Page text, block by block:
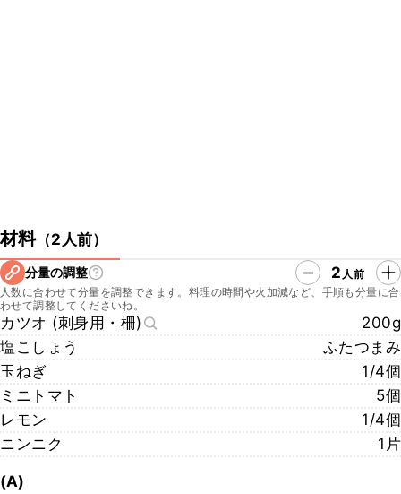
材料（2人前）
分量の調整 2 人前
人数に合わせて分量を調整できます。料理の時間や火加減など、手順も分量に合
わせて調整してくださいね。
カツオ (刺身用・柵)
200g
塩こしょう
ふたつまみ
玉ねぎ
1/4個
ミニトマト
5個
レモン
1/4個
ニンニク
1片
(A)